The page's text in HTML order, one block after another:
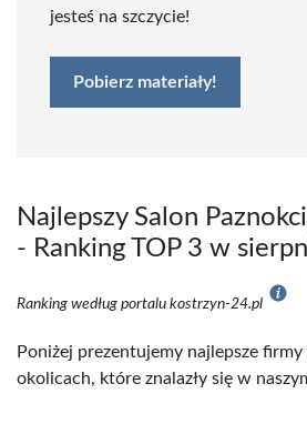
jesteś na szczycie!
Pobierz materiały!
Najlepszy Salon
- Ranking TOP 3 w
Ranking według portalu kostrzyn-24.pl
Poniżej prezentujemy najlepsze
okolicach, które znalazły się w